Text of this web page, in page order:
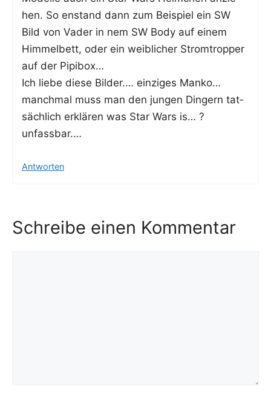
hen. So enstand dann zum Bei­spiel ein SW
Bild von Vader in nem SW Body auf einem
Him­mel­bett, oder ein weib­li­cher Strom­trop­per
auf der Pipibox…
Ich lie­be die­se Bil­der.… ein­zi­ges Man­ko…
manch­mal muss man den jun­gen Din­gern tat­
säch­lich erklä­ren was Star Wars is… ?
unfassbar.…
Antworten
Schreibe einen Kommentar